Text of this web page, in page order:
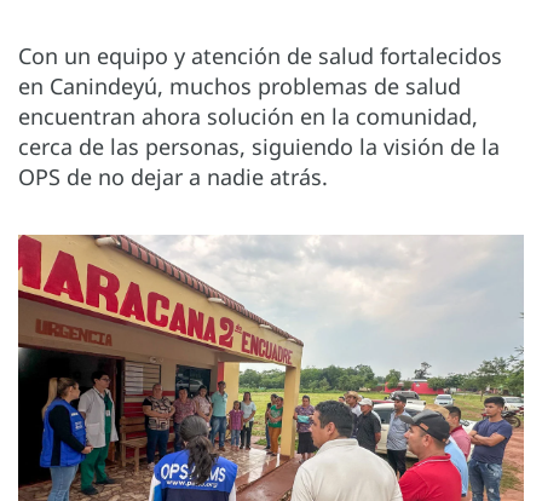
Con un equipo y atención de salud fortalecidos
en Canindeyú, muchos problemas de salud
encuentran ahora solución en la comunidad,
cerca de las personas, siguiendo la visión de la
OPS de no dejar a nadie atrás.